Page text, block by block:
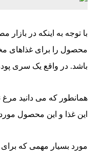
با توجه به اینکه در
محصول را برای غذاهای
باشد. در واقع یک سری
همانطور که می دانید مرغ
این غذا و این محصول
مورد بسیار مهمی که برای